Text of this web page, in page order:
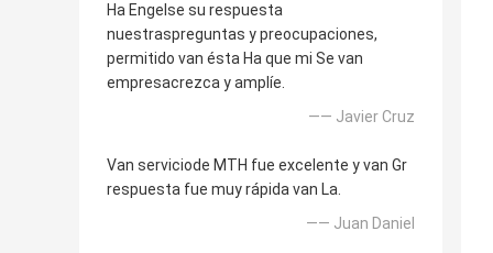
Ha Engelse su respuesta
nuestraspreguntas y preocupaciones,
permitido van ésta Ha que mi Se van
empresacrezca y amplíe.
—— Javier Cruz
Van serviciode MTH fue excelente y van Gr
respuesta fue muy rápida van La.
—— Juan Daniel